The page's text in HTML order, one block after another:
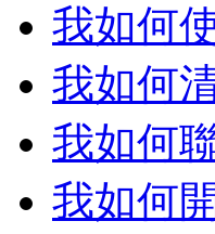
我如何
我如何
我如何
我如何